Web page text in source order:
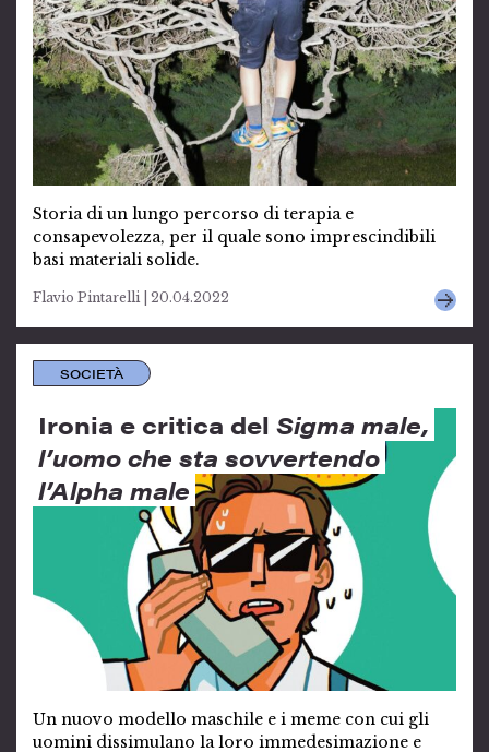
Storia di un lungo percorso di terapia e
consapevolezza, per il quale sono imprescindibili
basi materiali solide.
Flavio Pintarelli | 20.04.2022
SOCIETÀ
Ironia e critica del Sigma male,
l’uomo che sta sovvertendo
l’Alpha male
Un nuovo modello maschile e i meme con cui gli
uomini dissimulano la loro immedesimazione e